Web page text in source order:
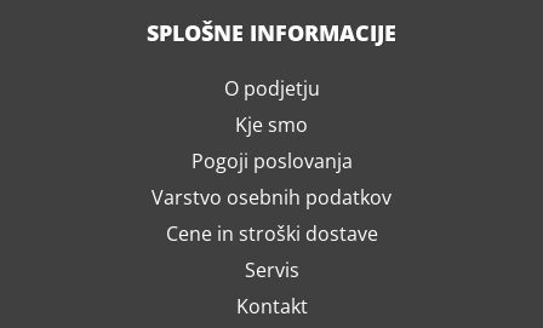
SPLOŠNE INFORMACIJE
O podjetju
Kje smo
Pogoji poslovanja
Varstvo osebnih podatkov
Cene in stroški dostave
Servis
Kontakt